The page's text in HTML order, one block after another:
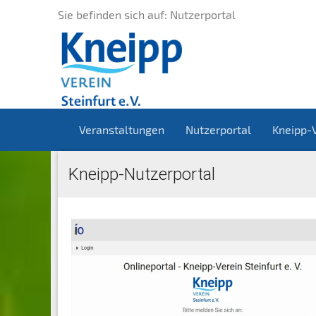
Sie befinden sich auf: Nutzerportal
Veranstaltungen Nutzerportal Kneipp-
Kneipp-Nutzerportal